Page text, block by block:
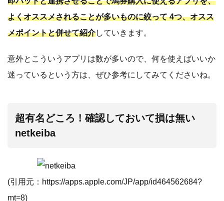
よくオススメされることが多いものに絞って 4つ、オスス
メポイントと併せて紹介していきます。
意外とこういうアプリは数が多いので、何を使えばいいか
迷っているという方は、ぜひ参考にしてみてくださいね。
超有名どころ！確認しておいて損は無い
netkeiba
(引用元： https://apps.apple.com/JP/app/id464562684?
mt=8)